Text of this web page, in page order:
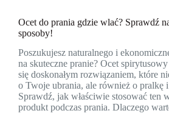
Ocet do prania gdzie wlać? Sprawdź
sposoby!
Poszukujesz naturalnego i
na skuteczne pranie? Ocet
się doskonałym rozwiązaniem, które
o Twoje ubrania, ale również o pralkę
Sprawdź, jak właściwie stosować ten
produkt podczas prania. Dlaczego